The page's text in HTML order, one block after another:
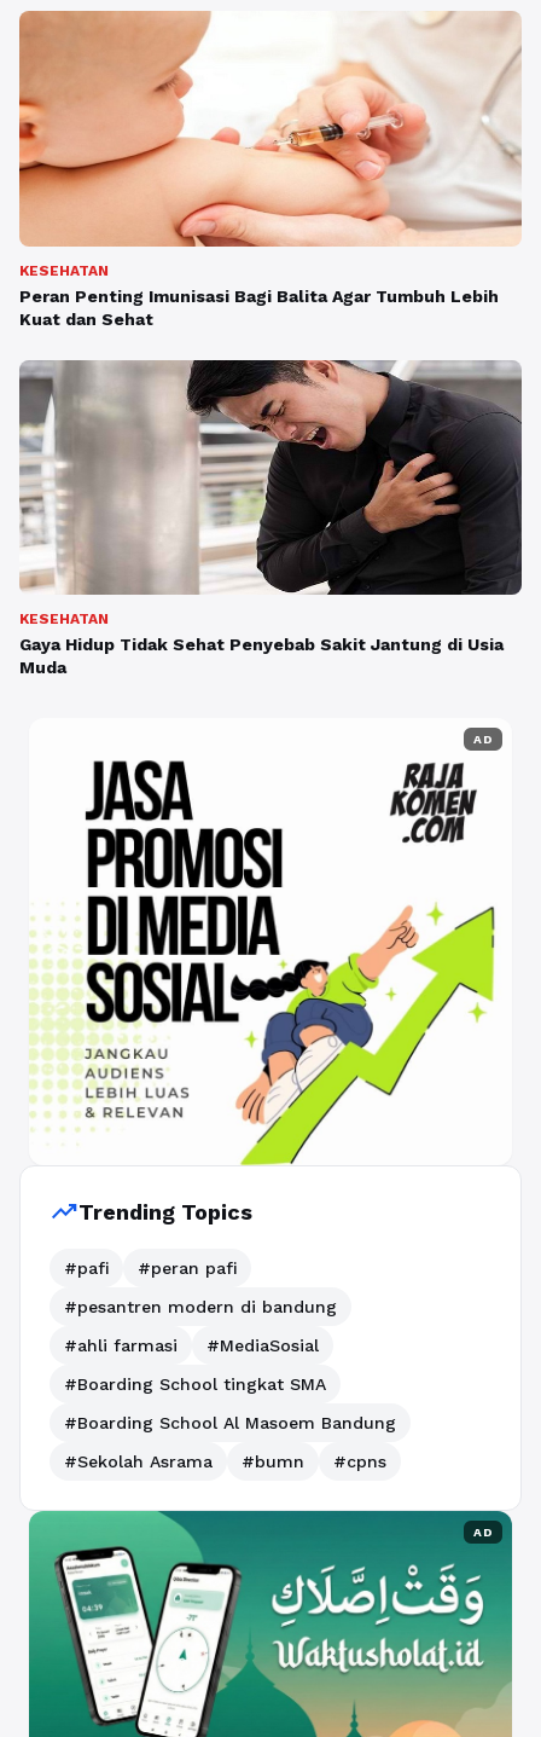
KESEHATAN
Peran Penting Imunisasi Bagi Balita Agar Tumbuh Lebih
Kuat dan Sehat
KESEHATAN
Gaya Hidup Tidak Sehat Penyebab Sakit Jantung di Usia
Muda
AD
trending_upTrending Topics
#pafi
#peran pafi
#pesantren modern di bandung
#ahli farmasi
#MediaSosial
#Boarding School tingkat SMA
#Boarding School Al Masoem Bandung
#Sekolah Asrama
#bumn #cpns
AD